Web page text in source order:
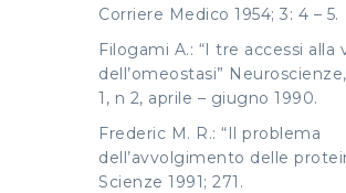
Corriere Medico 1954; 3: 4 – 5.
Filogami A.: “I tre accessi alla
dell’omeostasi”
1, n 2, aprile – giugno 1990.
Frederic M. R.: “Il problema
dell’avvolgimento delle
Scienze 1991; 271.